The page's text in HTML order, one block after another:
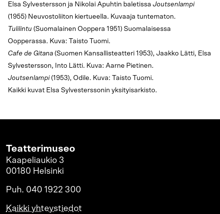
Elsa Sylvestersson ja Nikolai Apuhtin baletissa Joutsenlampi
(1955) Neuvostoliiton kiertueella. Kuvaaja tuntematon.
Tulilintu (Suomalainen Ooppera 1951) Suomalaisessa
Oopperassa. Kuva: Taisto Tuomi.
Cafe de Gitana (Suomen Kansallisteatteri 1953), Jaakko Lätti, Elsa
Sylvestersson, Into Lätti. Kuva: Aarne Pietinen.
Joutsenlampi(1953), Odile. Kuva: Taisto Tuomi.
Kaikki kuvat Elsa Sylvesterssonin yksityisarkisto.
Teatterimuseo
Kaapeliaukio 3
00180 Helsinki
Puh. 040 1922 300
Kaikki yhteystiedot